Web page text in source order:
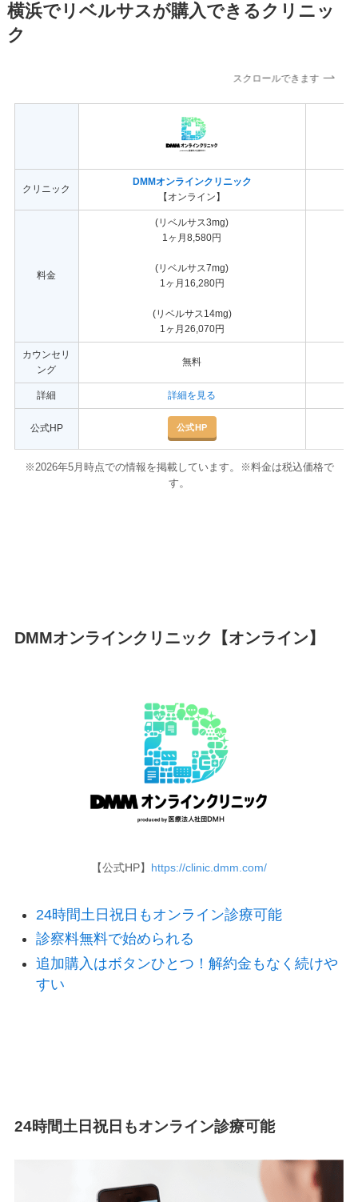
横浜でリベルサスが購入できるクリニッ
ク
スクロールできます
クリニック
DMMオンラインクリニック
【オンライン】
料金
(リベルサス3mg)
1ヶ月8,580円
(リベルサス7mg)
1ヶ月16,280円
(リベルサス14mg)
1ヶ月26,070円
カウンセリ
ング
無料
詳細 詳細を見る
公式HP 公式HP
※2026年5月時点での情報を掲載しています 。
※料金は税込価格で
す 。
DMMオンラインクリニック【オンライン】
【公式HP】 https://clinic.dmm.com/
24時間土日祝日もオンライン診療可能
診察料無料で始められる
追加購入はボタンひとつ！解約金もなく続けや
すい
24時間土日祝日もオンライン診療可能